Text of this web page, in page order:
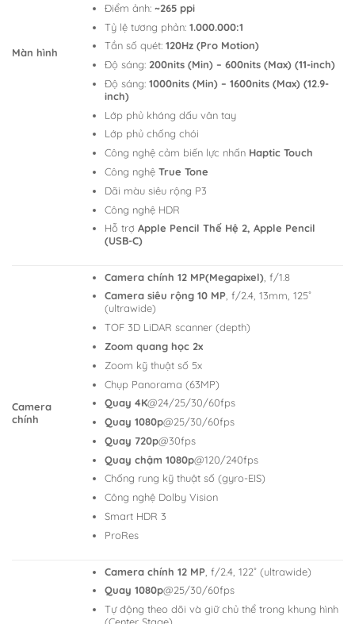
Màn hình
Điểm ảnh:~265 ppi
Tỷ lệ tương phản:1.000.000:1
Tần số quét:120Hz (Pro Motion)
Độ sáng:200nits (Min) – 600nits (Max) (11-inch)
Độ sáng:1000nits (Min) – 1600nits (Max) (12.9-
inch)
Lớp phủ kháng dấu vân tay
Lớp phủ chống chói
Công nghệ cảm biến lực nhấn Haptic Touch
Công nghệTrue Tone
Dãi màu siêu rộng P3
Công nghệ HDR
Hỗ trợApple Pencil Thế Hệ 2, Apple Pencil
(USB-C)
Camera
chính
Camera chính 12 MP(Megapixel) , f/1.8
Camera siêu rộng 10 MP, f/2.4, 13mm, 125˚
(ultrawide)
TOF 3D LiDAR scanner (depth)
Zoom quang học 2x
Zoom kỹ thuật số 5x
Chụp Panorama (63MP)
Quay 4K@24/25/30/60fps
Quay 1080p@25/30/60fps
Quay 720p@30fps
Quay chậm 1080p@120/240fps
Chống rung kỹ thuật số (gyro-EIS)
Công nghệ Dolby Vision
Smart HDR 3
ProRes
Camera chính 12 MP , f/2.4, 122˚ (ultrawide)
Quay 1080p@25/30/60fps
Tự động theo dõi và giữ chủ thể trong khung hình